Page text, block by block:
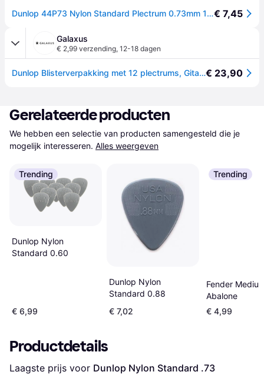
Dunlop 44P73 Nylon Standard Plectrum 0.73mm 12-Pack€ 7,45
Galaxus
€ 2,99 verzending, 12-18 dagen
Dunlop Blisterverpakking met 12 plectrums, Gitaar plectrums€ 23,90
Gerelateerde producten
We hebben een selectie van producten samengesteld die je
mogelijk interesseren. Alles weergeven
Trending
Dunlop Nylon
Standard 0.60
€ 6,99
Dunlop Nylon
Standard 0.88
€ 7,02
Trending
Fender
Abalone
€ 4,99
Productdetails
Laagste prijs voor Dunlop Nylon Standard .73